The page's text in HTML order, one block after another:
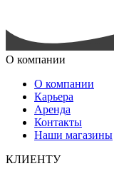
О компании
О компании
Карьера
Аренда
Контакты
Наши магазины
КЛИЕНТУ